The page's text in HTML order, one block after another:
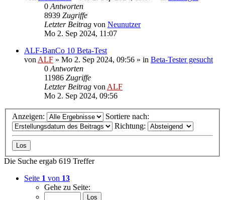
0 Antworten
8939 Zugriffe
Letzter Beitrag von Neunutzer
Mo 2. Sep 2024, 11:07
ALF-BanCo 10 Beta-Test
von ALF » Mo 2. Sep 2024, 09:56 » in Beta-Tester gesucht
0 Antworten
11986 Zugriffe
Letzter Beitrag von ALF
Mo 2. Sep 2024, 09:56
Anzeigen:
Sortiere nach:
Richtung:
Die Suche ergab 619 Treffer
Seite 1 von 13
Gehe zu Seite: